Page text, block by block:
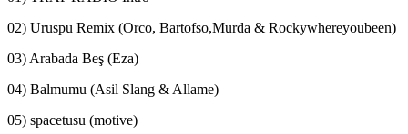
02) Uruspu Remix (Orco, Bartofso,Murda & Rockywhereyoubeen)
03) Arabada Beş (Eza)
04) Balmumu (Asil Slang & Allame)
05) spacetusu (motive)